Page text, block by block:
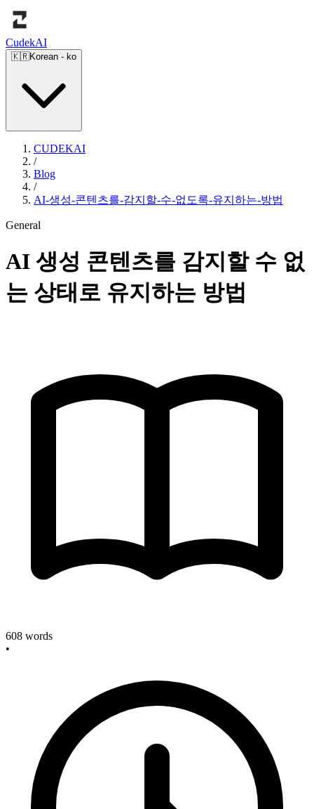
CudekAI
🇰🇷Korean - ko
CUDEKAI
/
Blog
/
AI-생성-콘텐츠를-감지할-수-없도록-유지하는-방법
General
AI 생성 콘텐츠를 감지할 수 없
는 상태로 유지하는 방법
608 words
•